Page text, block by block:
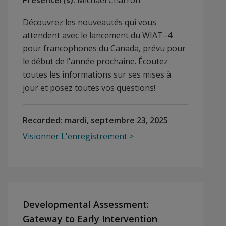
Découvrez les nouveautés qui vous
attendent avec le lancement du WIAT–4
pour francophones du Canada, prévu pour
le début de l'année prochaine. Écoutez
toutes les informations sur ses mises à
jour et posez toutes vos questions!
Recorded: mardi, septembre 23, 2025
Visionner L'enregistrement
Developmental Assessment:
Gateway to Early Intervention